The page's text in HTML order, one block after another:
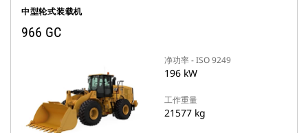
中型轮式装载机
966 GC
净功率 - ISO 9249
196 kW
工作重量
21577 kg